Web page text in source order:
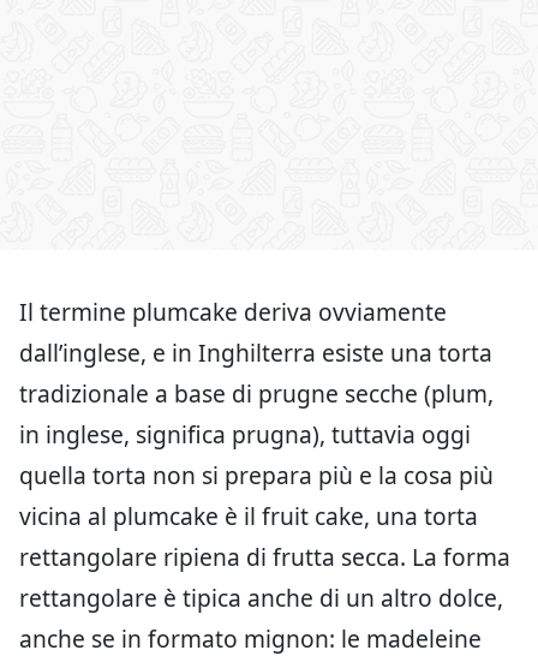
Il termine plumcake deriva ovviamente
dall’inglese, e in Inghilterra esiste una torta
tradizionale a base di prugne secche (plum,
in inglese, significa prugna), tuttavia oggi
quella torta non si prepara più e la cosa più
vicina al plumcake è il fruit cake, una torta
rettangolare ripiena di frutta secca. La forma
rettangolare è tipica anche di un altro dolce,
anche se in formato mignon: le madeleine